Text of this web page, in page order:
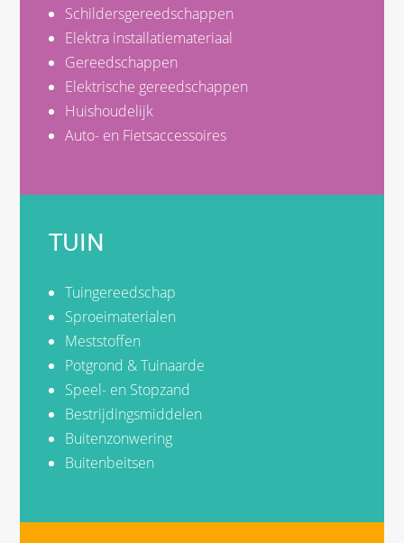
Schildersgereedschappen
Elektra installatiemateriaal
Gereedschappen
Elektrische gereedschappen
Huishoudelijk
Auto- en Fietsaccessoires
TUIN
Tuingereedschap
Sproeimaterialen
Meststoffen
Potgrond & Tuinaarde
Speel- en Stopzand
Bestrijdingsmiddelen
Buitenzonwering
Buitenbeitsen